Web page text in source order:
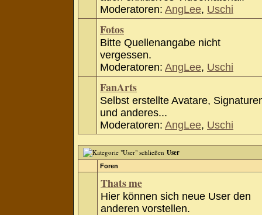
Moderatoren: AngLee, Uschi
Fotos
Bitte Quellenangabe nicht
vergessen.
Moderatoren: AngLee, Uschi
FanArts
Selbst erstellte Avatare,
und anderes...
Moderatoren: AngLee, Uschi
User
Foren
Thats me
Hier können sich neue User den
anderen vorstellen.